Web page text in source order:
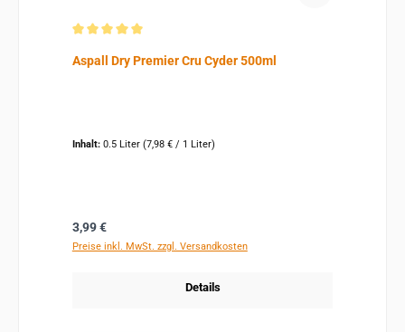
Aspall Dry Premier Cru Cyder 500ml
Inhalt: 0.5 Liter (7,98 € / 1 Liter)
Regulärer Preis:
3,99 €
Preise inkl. MwSt. zzgl. Versandkosten
Details